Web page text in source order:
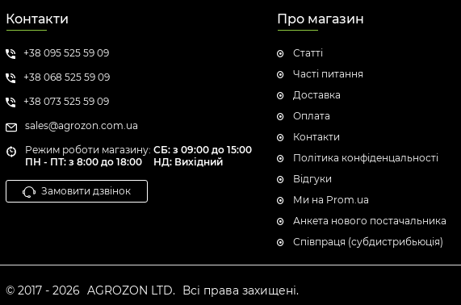
Контакти
+38 095 525 59 09
+38 068 525 59 09
+38 073 525 59 09
sales@agrozon.com.ua
Режим роботи магазину:
ПН - ПТ: з 8:00 до 18:00
СБ: з 09:00 до 15:00
НД: Вихідний
Замовити дзвінок
Про магазин
Статті
Часті питання
Доставка
Оплата
Контакти
Політика конфіденцальності
Відгуки
Ми на Prom.ua
Анкета нового постачальника
Співпраця (субдистрибьюція)
© 2017 - 2026 AGROZON LTD. Всі права захищені.